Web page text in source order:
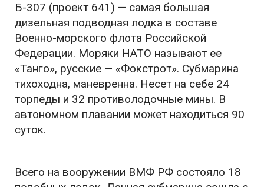
Б-307 (проект 641) — самая большая
дизельная подводная лодка в составе
Военно-морского флота Российской
Федерации. Моряки НАТО называют ее
«Танго», русские — «Фокстрот». Субмарина
тихоходна, маневренна. Несет на себе 24
торпеды и 32 противолодочные мины. В
автономном плавании может находиться 90
суток.
Всего на вооружении ВМФ РФ состояло 18